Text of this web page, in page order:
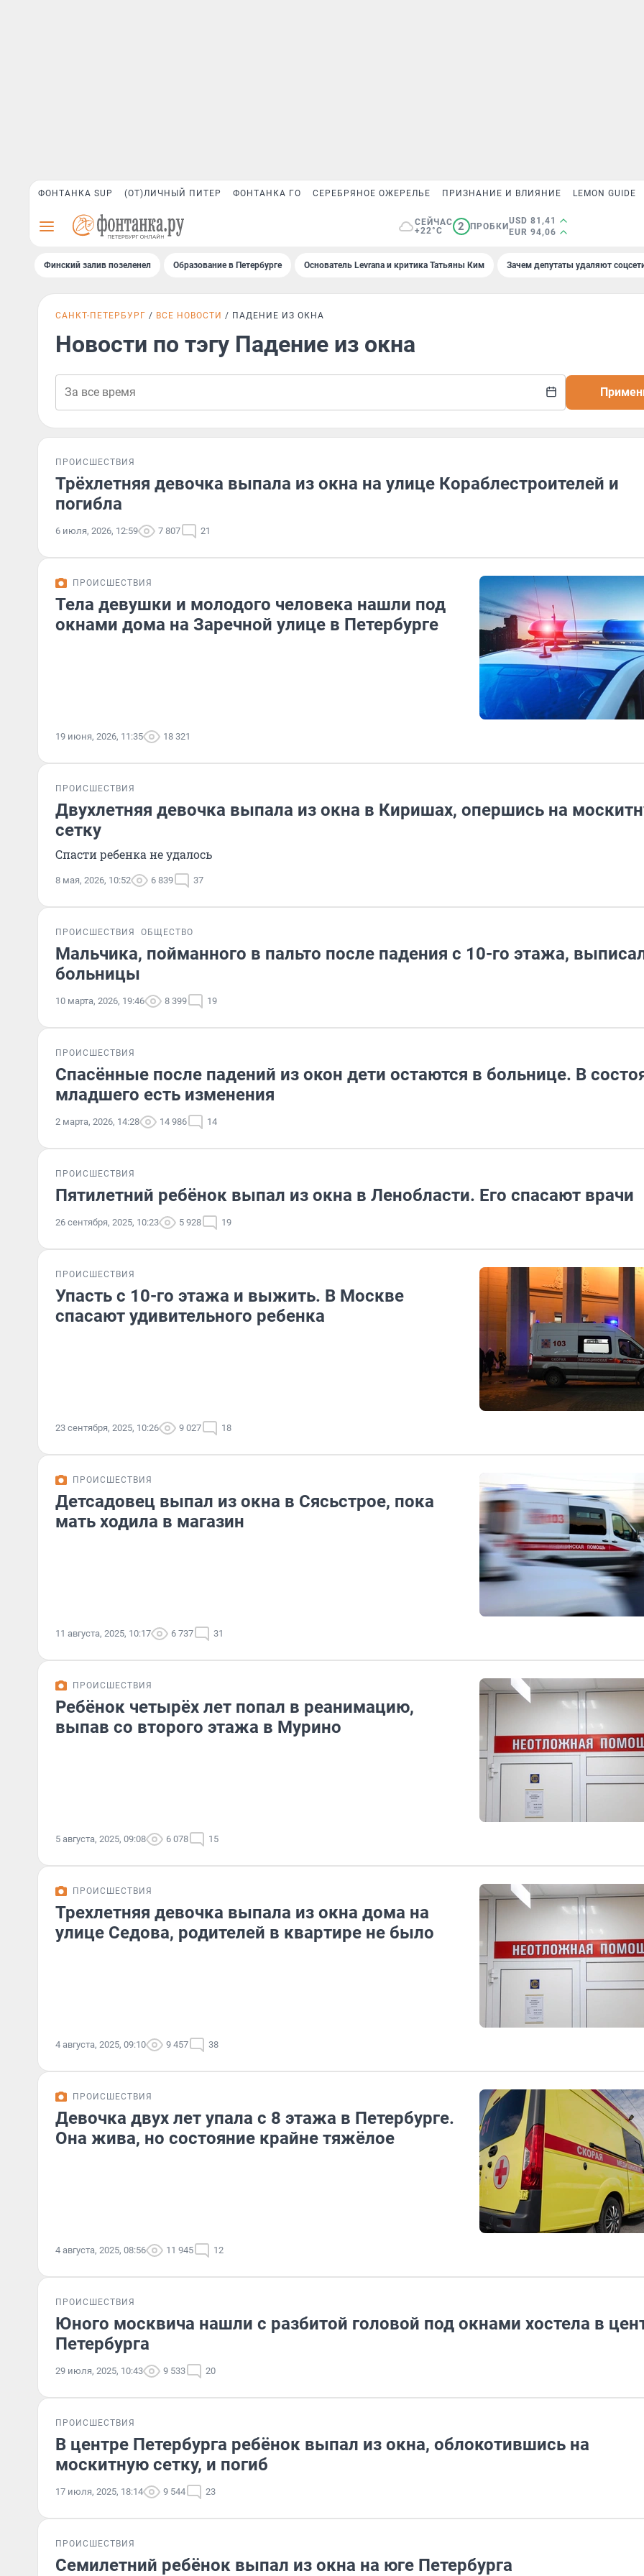
ФОНТАНКА SUP (ОТ)ЛИЧНЫЙ ПИТЕР ФОНТАНКА ГО СЕРЕБРЯНОЕ ОЖЕРЕЛЬЕ ПРИЗНАНИЕ И ВЛИЯНИЕ LEMON GUIDE
СЕЙЧАС
+22°C
2 ПРОБКИ
USD 81,41
EUR 94,06
Финский залив позеленел Образование в Петербурге Основатель Levrana и критика Татьяны Ким Зачем депутаты удаляют
САНКТ-ПЕТЕРБУРГ ВСЕ НОВОСТИ ПАДЕНИЕ ИЗ ОКНА
Новости по тэгу Падение из окна
ПРОИСШЕСТВИЯ
Трёхлетняя девочка выпала из окна на улице Кораблестроителей и
погибла
6 июля, 2026, 12:59 7 807 21
ПРОИСШЕСТВИЯ
Тела девушки и молодого человека нашли под
окнами дома на Заречной улице в Петербурге
19 июня, 2026, 11:35 18 321
ПРОИСШЕСТВИЯ
Двухлетняя девочка выпала из окна в Киришах, опершись на
сетку
Спасти ребенка не удалось
8 мая, 2026, 10:52 6 839 37
ПРОИСШЕСТВИЯ ОБЩЕСТВО
Мальчика, пойманного в пальто после падения с 10-го этажа,
больницы
10 марта, 2026, 19:46 8 399 19
ПРОИСШЕСТВИЯ
Спасённые после падений из окон дети остаются в больнице. В
младшего есть изменения
2 марта, 2026, 14:28 14 986 14
ПРОИСШЕСТВИЯ
Пятилетний ребёнок выпал из окна в Ленобласти. Его спасают врачи
26 сентября, 2025, 10:23 5 928 19
ПРОИСШЕСТВИЯ
Упасть с 10-го этажа и выжить. В Москве
спасают удивительного ребенка
23 сентября, 2025, 10:26 9 027 18
ПРОИСШЕСТВИЯ
Детсадовец выпал из окна в Сясьстрое, пока
мать ходила в магазин
11 августа, 2025, 10:17 6 737 31
ПРОИСШЕСТВИЯ
Ребёнок четырёх лет попал в реанимацию,
выпав со второго этажа в Мурино
5 августа, 2025, 09:08 6 078 15
ПРОИСШЕСТВИЯ
Трехлетняя девочка выпала из окна дома на
улице Седова, родителей в квартире не было
4 августа, 2025, 09:10 9 457 38
ПРОИСШЕСТВИЯ
Девочка двух лет упала с 8 этажа в Петербурге.
Она жива, но состояние крайне тяжёлое
4 августа, 2025, 08:56 11 945 12
ПРОИСШЕСТВИЯ
Юного москвича нашли с разбитой головой под окнами хостела в
Петербурга
29 июля, 2025, 10:43 9 533 20
ПРОИСШЕСТВИЯ
В центре Петербурга ребёнок выпал из окна, облокотившись на
москитную сетку, и погиб
17 июля, 2025, 18:14 9 544 23
ПРОИСШЕСТВИЯ
Семилетний ребёнок выпал из окна на юге Петербурга